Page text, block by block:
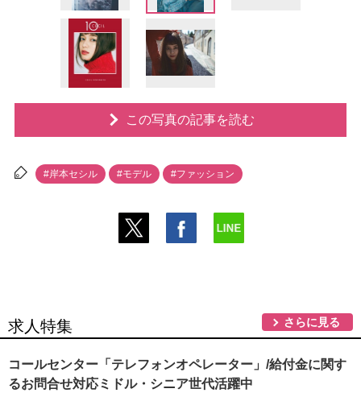
この写真の記事を読む
#岸本セシル #モデル #ファッション
求人特集 さらに見る
コールセンター「テレフォンオペレーター」/給付金に関す
るお問合せ対応ミドル・シニア世代活躍中